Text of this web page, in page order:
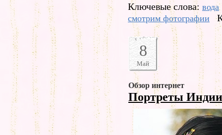
Ключевые слова: вода
смотрим фотографии
8
Май
Обзор интернет
Портреты